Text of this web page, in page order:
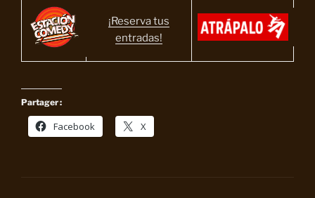
¡Reserva tus
entradas!
Partager :
Facebook X